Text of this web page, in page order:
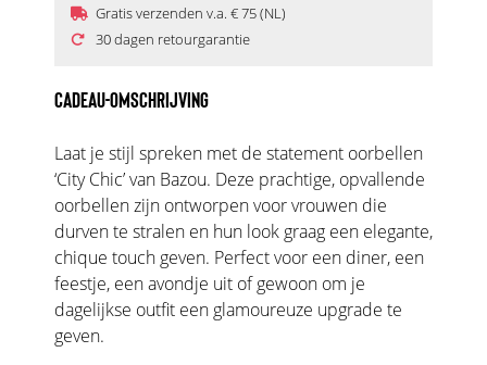
Gratis verzenden v.a. € 75 (NL)
30 dagen retourgarantie
CADEAU-OMSCHRIJVING
Laat je stijl spreken met de statement oorbellen
‘City Chic’ van Bazou. Deze prachtige, opvallende
oorbellen zijn ontworpen voor vrouwen die
durven te stralen en hun look graag een elegante,
chique touch geven. Perfect voor een diner, een
feestje, een avondje uit of gewoon om je
dagelijkse outfit een glamoureuze upgrade te
geven.